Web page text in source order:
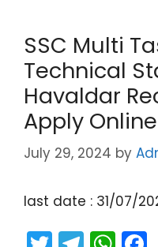
er gr
a
m
ts
A
p
p
k
SSC Multi
Technical
Havaldar
Apply Online
July 29, 2024 by
last date : 31/07/